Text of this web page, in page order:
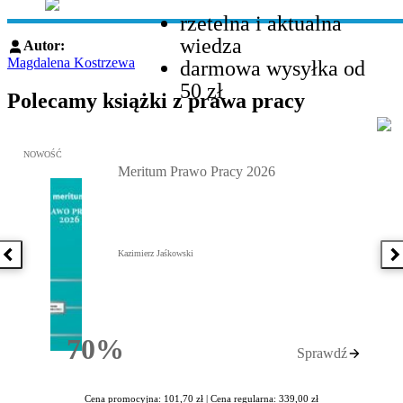
rzetelna i aktualna
wiedza
darmowa wysyłka od
50 zł
Autor:
Magdalena Kostrzewa
Polecamy książki z prawa pracy
Poprzednia książka
Przejdź do: Meritum Prawo Pracy 2026, Kazimierz Jaśkowski -
NOWOŚĆ
70%Rabatu
Meritum Prawo Pracy 2026
Kazimierz Jaśkowski
Sprawdź
Cena promocyjna: 101,70 zł | Cena regularna: 339,00 zł